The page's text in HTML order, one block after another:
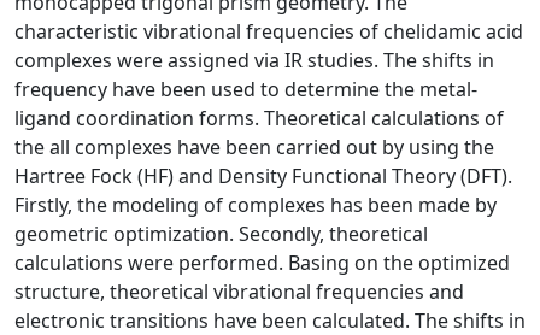
characteristic vibrational frequencies of chelidamic acid
complexes were assigned via IR studies. The shifts in
frequency have been used to determine the metal-
ligand coordination forms. Theoretical calculations of
the all complexes have been carried out by using the
Hartree Fock (HF) and Density Functional Theory (DFT).
Firstly, the modeling of complexes has been made by
geometric optimization. Secondly, theoretical
calculations were performed. Basing on the optimized
structure, theoretical vibrational frequencies and
electronic transitions have been calculated. The shifts in